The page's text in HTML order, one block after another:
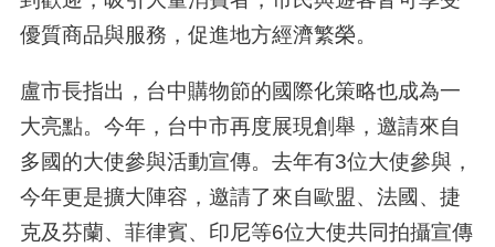
優質商品與服務，促進地方經濟繁榮。
盧市長指出，台中購物節的國際化策略也成為一
大亮點。今年，台中市再度展現創舉，邀請來自
多國的大使參與活動宣傳。去年有3位大使參與，
今年更是擴大陣容，邀請了來自歐盟、法國、捷
克及芬蘭、菲律賓、印尼等6位大使共同拍攝宣傳